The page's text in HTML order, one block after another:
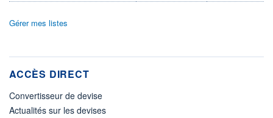
Gérer mes listes
ACCÈS DIRECT
Convertisseur de devise
Actualités sur les devises